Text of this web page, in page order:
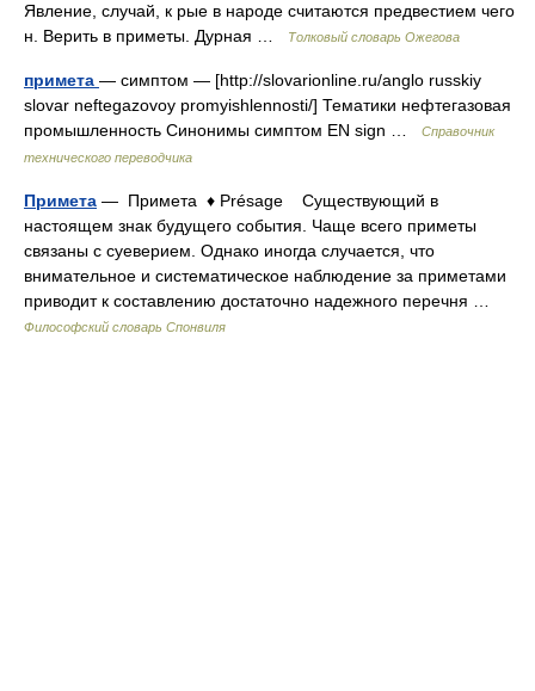
Явление, случай, к рые в народе считаются предвестием чего
н. Верить в приметы. Дурная …
Толковый словарь Ожегова
примета — симптом — [http://slovarionline.ru/anglo russkiy
slovar neftegazovoy promyishlennosti/] Тематики нефтегазовая
промышленность Синонимы симптом EN sign …
Справочник
технического переводчика
Примета — Примета ♦ Présage Существующий в
настоящем знак будущего события. Чаще всего приметы
связаны с суеверием. Однако иногда случается, что
внимательное и систематическое наблюдение за приметами
приводит к составлению достаточно надежного перечня …
Философский словарь Спонвиля